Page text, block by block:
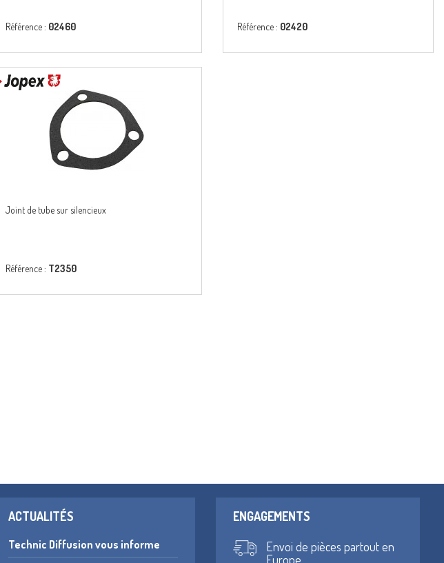
Référence : 02460 Référence : 02420
Joint de tube sur silencieux
Référence : T2350
ACTUALITÉS
Technic Diffusion vous informe
ENGAGEMENTS
Envoi de pièces partout en
Europe